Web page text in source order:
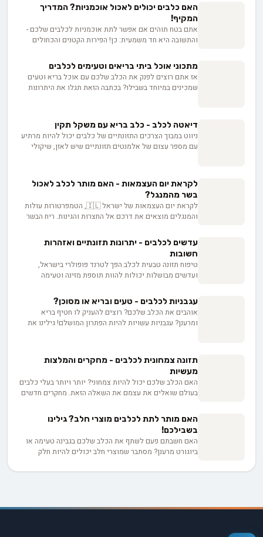
האם כלבים יכולים לאכול אוכמניות? המדריך
המקיף!
אתם בטח תוהים אם אפשר לתת אוכמניות לכלבים שלכם -
והתשובה היא חד משמעית: כן! הפירות הקטנים והכחולים
מנוגדי חמצון, ויטמינים ומינרלים חיוניים - כל אלה מחכים
לכלבים שלכם בתוך האוכמניות. בואו נגלה איך לשלב אותן
בתזונה היומית שלהם.
מתכוני אוכל ביתי בריאים וטעימים לכלבים
אז אתם רוצים לפנק את הכלב שלכם עם אוכל בריא וטעים
שמכינים במיוחד בשבילו? בכתבה הזאת תגלו את היתרונות
המרכיבים החיוניים בתפריט מאוזן לכלבים, נשווה בין מזון
ביתי לאוכל יבש, וניתן טיפים להתאמת התזונה לצרכים
הייחודיים של הכלב שלכם. וגם, נעמיק בתפקיד החשוב של
ירקות ירוקים בתזונת הכלב ונציג רשימה של מזונות מסוכנים
להמשיך לקרוא!
דיאטה לכלב - כלב בריא עם משקל תקין
ניווט במבוך הצרכים התזונתיים של כלבים יכול להיות מרתיע
עם מספר עצום של אלמנטים תזונתיים שיש לאזן, שיקולי
שבריאותם ואריכות ימיהם של חברינו הכלבים תלויים
בבחירות שלנו. התזונה המותאמת כראוי של הכלב דומה למנוע
השמנה, מגבירה את חיוניותו, משפרת את התגובה החיסונית
שלו ומבטיחה שהוא יהיה מאושר ככל האפשר.
לקראת יום העצמאות - האם מותר לכלב לאכול
בשר מהמנגל?
לקראת יום העצמאות של ישראל 🇮🇱, הטמפרטורות עולות
והמנגלים מוצאים את דרכם אל החצרות והגינות. ריח הבשר
מקווה לקבל חתיכה עסיסית מהסטייק או מהנקניקיות. אבל
רגע לפני שאתם נכנעים לפיתוי ומרעיפים עליו מטר של אהבה
קולינרית, כדאי שתעצרו ותשאלו את עצמכם - האם מותר
לכלב לאכול בשר מהמנגל? התשובה עשויה להפתיע. בואו
נצלול אל עולם המנגלים הכלביים ונגלה את הסכנות
עדשים לכלבים - יתרונות תזונתיים ואזהרות
חשובות
טיפוח תזונה טבעית לכלב הפך לטרנד פופולרי בישראל,
ועדשים מבושלות יכולות להוות תוספת מזינה וטעימה
להכין עדשים בצורה נכונה, מהן הכמויות המומלצות וכיצד
להימנע מבעיות פוטנציאליות.
עגבניות לכלבים - טעים ובריא או מסוכן?
אוהבים את הכלב שלכם? רוצים להעניק לו חטיף בריא
ומרענן? עגבניות עשויות להיות הפתרון המושלם! גילינו את
שצריך לדעת כדי להגיש לכלבכם עגבנייה בצורה בטוחה
ומהנה.
תזונה צמחונית לכלבים - מחקרים והמלצות
מעשיות
האם הכלב שלכם יכול להיות צמחוני? יותר ויותר בעלי כלבים
בעולם שואלים את עצמם את השאלה הזאת. מחקרים חדשים
אבל התשובה לא חד-משמעית כמו שחשבנו. נעמיק בעובדות,
נבחן את הסיכונים, ונראה איך להרכיב תפריט ביתי שיחזיק
אותם בכושר מלא.
האם מותר לתת לכלבים מוצרי חלב? גילינו
בשבילכם!
האם חשבתם פעם לשתף את הכלב שלכם בגבינה טעימה או
ביוגורט מרענן? מסתבר שמוצרי חלב יכולים להיות חלק
בואו נגלה אילו מוצרי חלב מתאימים לכלבים, מה היתרונות